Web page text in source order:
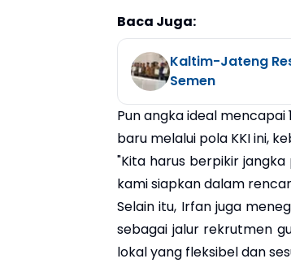
Baca Juga:
Kaltim-Jateng
Semen
Pun angka ideal mencapai
baru melalui pola KKI ini,
"Kita harus berpikir
kami siapkan dalam
Selain itu, Irfan juga
sebagai jalur rekrutmen
lokal yang fleksibel dan